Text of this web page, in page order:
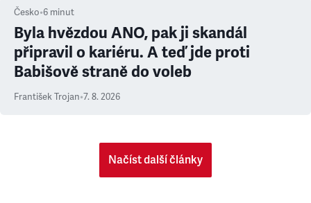
Česko•6 minut
Byla hvězdou ANO, pak ji skandál
připravil o kariéru. A teď jde proti
Babišově straně do voleb
František Trojan•7. 8. 2026
Načíst další články